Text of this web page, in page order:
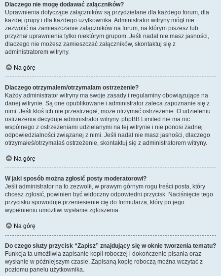
Dlaczego nie mogę dodawać załączników?
Uprawnienia dotyczące załączników są przydzielane dla każdego forum, dla
każdej grupy i dla każdego użytkownika. Administrator witryny mógł nie
zezwolić na zamieszczanie załączników na forum, na którym piszesz lub
przyznał uprawnienia tylko niektórym grupom. Jeśli nadal nie masz jasności,
dlaczego nie możesz zamieszczać załączników, skontaktuj się z
administratorem witryny.
Na górę
Dlaczego otrzymałem/otrzymałam ostrzeżenie?
Każdy administrator witryny ma swoje zasady i regulaminy obowiązujące na
danej witrynie. Są one opublikowane i administrator zaleca zapoznanie się z
nimi. Jeśli ktoś ich nie przestrzegał, może otrzymać ostrzeżenie. O udzieleniu
ostrzeżenia decyduje administrator witryny. phpBB Limited nie ma nic
wspólnego z ostrzeżeniami udzielanymi na tej witrynie i nie ponosi żadnej
odpowiedzialności związanej z nimi. Jeśli nadal nie masz jasności, dlaczego
otrzymałeś/otrzymałaś ostrzeżenie, skontaktuj się z administratorem witryny.
Na górę
W jaki sposób można zgłosić posty moderatorowi?
Jeśli administrator na to zezwolił, w prawym górnym rogu treści posta, który
chcesz zgłosić, powinien być widoczny odpowiedni przycisk. Naciśnięcie tego
przycisku spowoduje przeniesienie cię do formularza, który po jego
wypełnieniu umożliwi wysłanie zgłoszenia.
Na górę
Do czego służy przycisk “Zapisz” znajdujący się w oknie tworzenia tematu?
Funkcja ta umożliwia zapisanie kopii roboczej i dokończenie pisania oraz
wysłanie w późniejszym czasie. Zapisaną kopię roboczą można wczytać z
poziomu panelu użytkownika.